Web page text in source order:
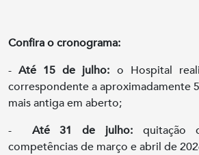
Confira o cronograma:
-Até 15 de julho: o Hospital
correspondente a aproximadamente
mais antiga em aberto;
- Até 31 de julho:quitação
competências de março e abril de